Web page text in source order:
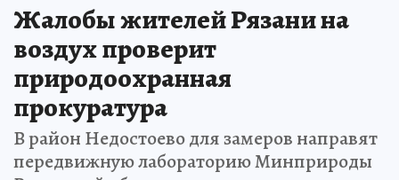
Жалобы жителей Рязани на
воздух проверит
природоохранная
прокуратура
В район Недостоево для замеров направят
передвижную лабораторию Минприроды